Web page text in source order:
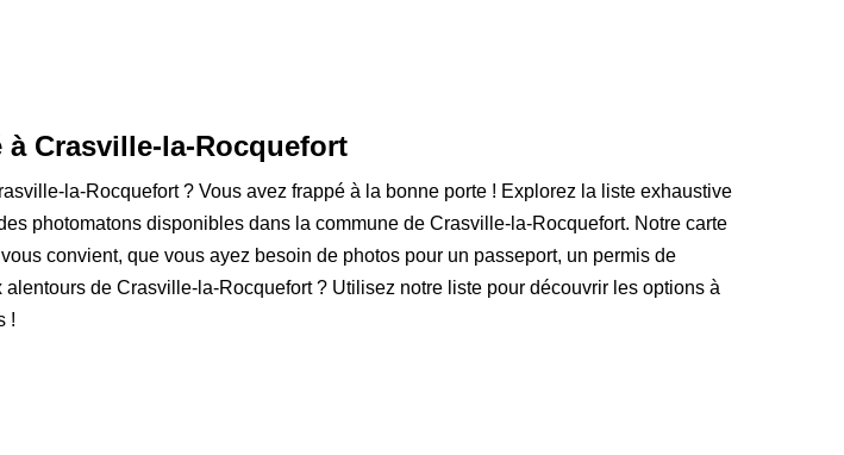
Crasville-la-Rocquefort
la-Rocquefort ? Vous avez frappé à la bonne porte ! Explorez la liste exhaustive
photomatons disponibles dans la commune de Crasville-la-Rocquefort. Notre carte
convient, que vous ayez besoin de photos pour un passeport, un permis de
de Crasville-la-Rocquefort ? Utilisez notre liste pour découvrir les options à
!